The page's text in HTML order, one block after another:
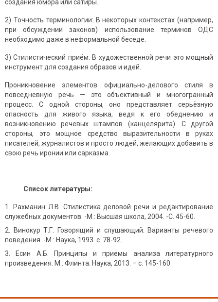
создания юмора или сатиры.
2) Точность терминологии: В некоторых контекстах (например,
при обсуждении законов) использование терминов ОДС
необходимо даже в неформальной беседе.
3) Стилистический приём: В художественной речи это мощный
инструмент для создания образов и идей.
Проникновение элементов официально-делового стиля в
повседневную речь — это объективный и многогранный
процесс. С одной стороны, оно представляет серьёзную
опасность для живого языка, ведя к его обеднению и
возникновению речевых штампов (канцелярита). С другой
стороны, это мощное средство выразительности в руках
писателей, журналистов и просто людей, желающих добавить в
свою речь иронии или сарказма.
Список литературы:
Рахманин Л.В. Стилистика деловой речи и редактирование
служебных документов. -М.: Высшая школа, 2004. -С. 45-60.
Винокур Т.Г. Говорящий и слушающий. Варианты речевого
поведения. -М.: Наука, 1993. с. 78-92.
Есин А.Б. Принципы и приемы анализа литературного
произведения. М.: Флинта: Наука, 2013. – с. 145-160.